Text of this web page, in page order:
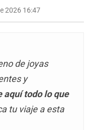
2026 16:47
de joyas
y
aquí todo lo que
tu viaje a esta